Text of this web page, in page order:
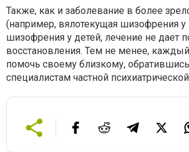
Также, как и заболевание в более
(например, вялотекущая шизофрения
шизофрения у детей, лечение не дает
восстановления. Тем не менее,
помочь своему близкому,
специалистам частной